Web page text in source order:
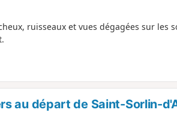
ruisseaux et vues dégagées sur les
au départ de Saint-Sorlin-